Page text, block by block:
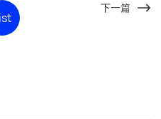
下一篇